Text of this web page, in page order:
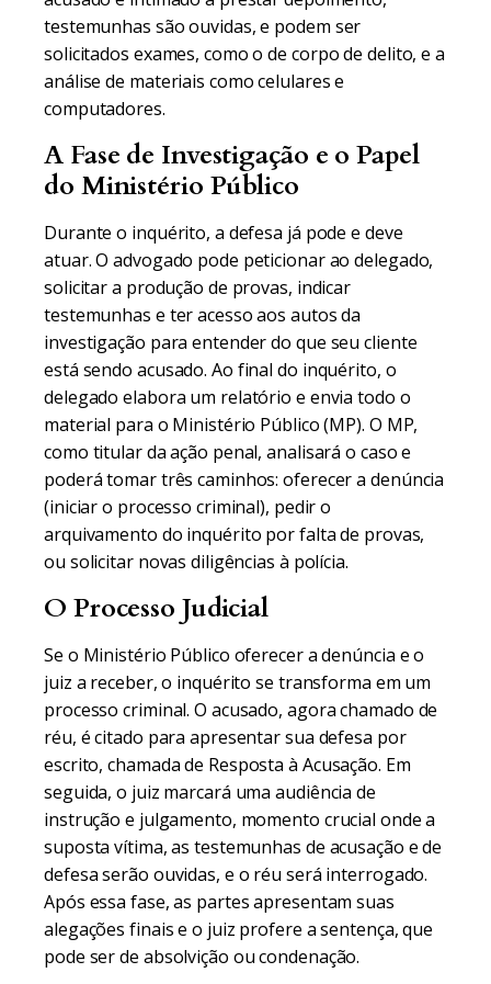
testemunhas são ouvidas, e podem ser
solicitados exames, como o de corpo de delito, e a
análise de materiais como celulares e
computadores.
A Fase de Investigação e o Papel
do Ministério Público
Durante o inquérito, a defesa já pode e deve
atuar. O advogado pode peticionar ao delegado,
solicitar a produção de provas, indicar
testemunhas e ter acesso aos autos da
investigação para entender do que seu cliente
está sendo acusado. Ao final do inquérito, o
delegado elabora um relatório e envia todo o
material para o Ministério Público (MP). O MP,
como titular da ação penal, analisará o caso e
poderá tomar três caminhos: oferecer a denúncia
(iniciar o processo criminal), pedir o
arquivamento do inquérito por falta de provas,
ou solicitar novas diligências à polícia.
O Processo Judicial
Se o Ministério Público oferecer a denúncia e o
juiz a receber, o inquérito se transforma em um
processo criminal. O acusado, agora chamado de
réu, é citado para apresentar sua defesa por
escrito, chamada de Resposta à Acusação. Em
seguida, o juiz marcará uma audiência de
instrução e julgamento, momento crucial onde a
suposta vítima, as testemunhas de acusação e de
defesa serão ouvidas, e o réu será interrogado.
Após essa fase, as partes apresentam suas
alegações finais e o juiz profere a sentença, que
pode ser de absolvição ou condenação.